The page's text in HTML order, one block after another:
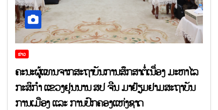
ຂ່າວ
ຄະນະຜູ້ແທນຈາກສະຖາບັນການສຶກສາຕໍ່ເນື່ອງ ມະຫາໄລ
ກະສິກຳ ແຂວງຢຸນນານ ສປ ຈີນ ມາຢ້ຽມຢາມສະຖາບັນ
ການເມືອງ ແລະ ການປົກຄອງແຫ່ງຊາດ